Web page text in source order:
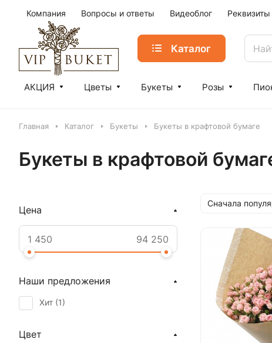
Компания Вопросы и ответы Видеоблог Реквизиты
Каталог
АКЦИЯ Цветы Букеты Розы
Главная Каталог Букеты Букеты в крафтовой бумаге
Букеты в крафтовой
Сначала
Цена
Наши предложения
Хит (1)
Цвет